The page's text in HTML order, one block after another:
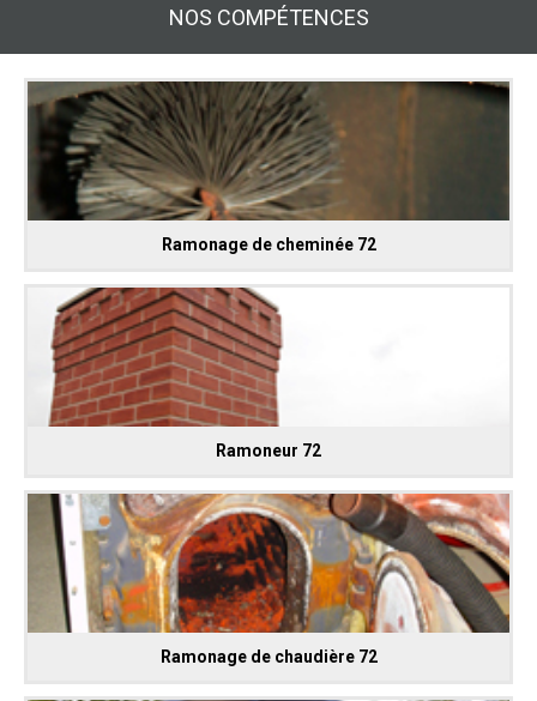
NOS COMPÉTENCES
Ramonage de cheminée 72
Ramoneur 72
Ramonage de chaudière 72